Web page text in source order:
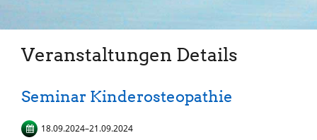
Veranstaltungen Details
Seminar Kinderosteopathie
18.09.2024–21.09.2024